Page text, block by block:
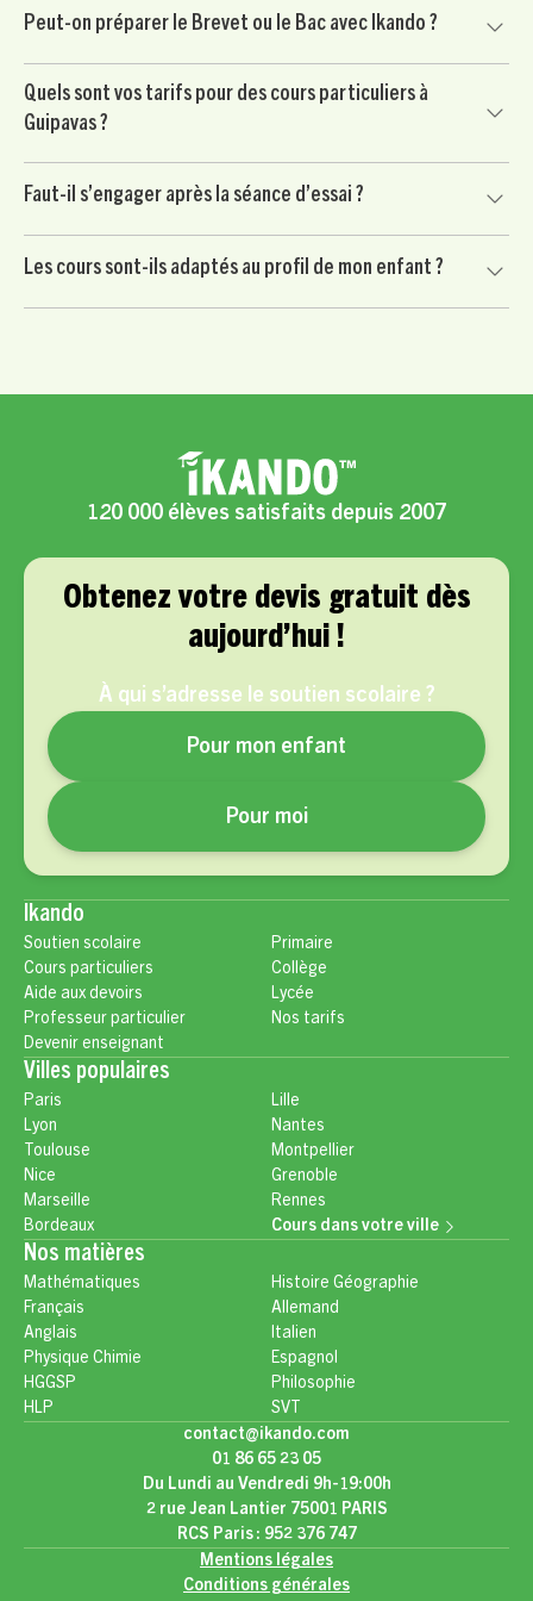
Le professeur aide votre enfant à mieux comprendre les
consignes, organiser son travail et gagner en autonomie.
Peut-on préparer le Brevet ou le Bac avec Ikando ?
préparation du Brevet, du Bac et des contrôles importants,
avec un travail ciblé sur les méthodes et les matières clés.
Quels sont vos tarifs pour des cours particuliers à
Guipavas ?
/ heure après crédit d’impôt immédiat de 50 %, selon les
conditions applicables.
Faut-il s’engager après la séance d’essai ?
engagement. Vous continuez uniquement si le professeur
convient à votre enfant et si l’accompagnement vous
Les cours sont-ils adaptés au profil de mon enfant ?
120 000 élèves satisfaits depuis 2007
Obtenez votre devis gratuit dès
aujourd’hui !
À qui s’adresse le soutien scolaire ?
Pour mon enfant
Pour moi
Ikando
Soutien scolaire
Cours particuliers
Aide aux devoirs
Professeur particulier
Devenir enseignant
Primaire
Collège
Lycée
Nos tarifs
Villes populaires
Paris
Lyon
Toulouse
Nice
Marseille
Bordeaux
Lille
Nantes
Montpellier
Grenoble
Rennes
Cours dans votre ville
Nos matières
Mathématiques
Français
Anglais
Physique Chimie
HGGSP
HLP
Histoire Géographie
Allemand
Italien
Espagnol
Philosophie
SVT
contact@ikando.com
01 86 65 23 05
Du Lundi au Vendredi 9h-19:00h
2 rue Jean Lantier 75001 PARIS
RCS Paris : 952 376 747
Mentions légales
Conditions générales